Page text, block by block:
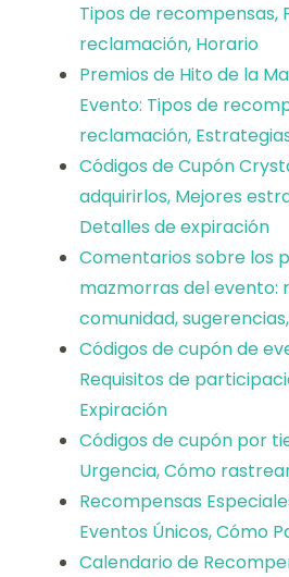
Tipos de recompensas,
reclamación, Horario
Premios de Hito de la
Evento: Tipos de
reclamación,
Códigos de Cupón
adquirirlos, Mejores
Detalles de expiración
Comentarios sobre los
mazmorras del evento:
comunidad,
Códigos de cupón de
Requisitos de
Expiración
Códigos de cupón por
Urgencia, Cómo
Recompensas
Eventos Únicos, Cómo
Calendario de